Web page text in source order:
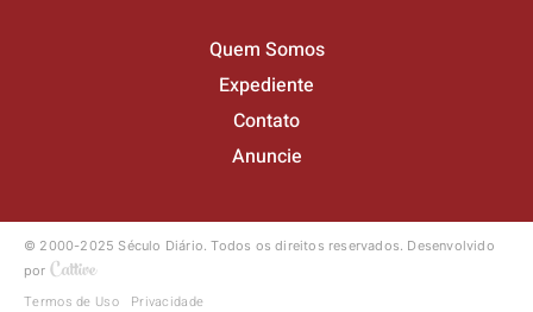
Quem Somos
Expediente
Contato
Anuncie
© 2000-2025 Século Diário.Todos os direitos reservados. Desenvolvido
por
Termos de Uso Privacidade